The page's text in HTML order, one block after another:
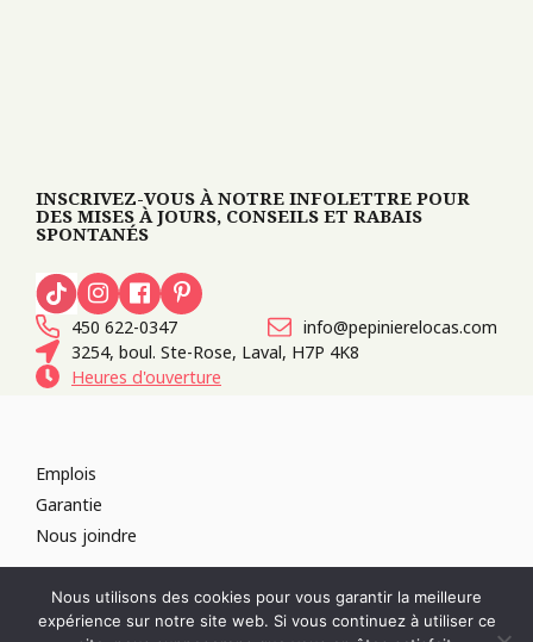
INSCRIVEZ-VOUS À NOTRE INFOLETTRE POUR
DES MISES À JOURS, CONSEILS ET RABAIS
SPONTANÉS
450 622-0347
info@pepinierelocas.com
3254, boul. Ste-Rose, Laval, H7P 4K8
Heures d'ouverture
Emplois
Garantie
Nous joindre
SITES WEB :PAR DESIGN, AGENCE WEB
RÉVOQUER LE CONSENTEMENT
Nous utilisons des cookies pour vous garantir la meilleure
expérience sur notre site web. Si vous continuez à utiliser ce